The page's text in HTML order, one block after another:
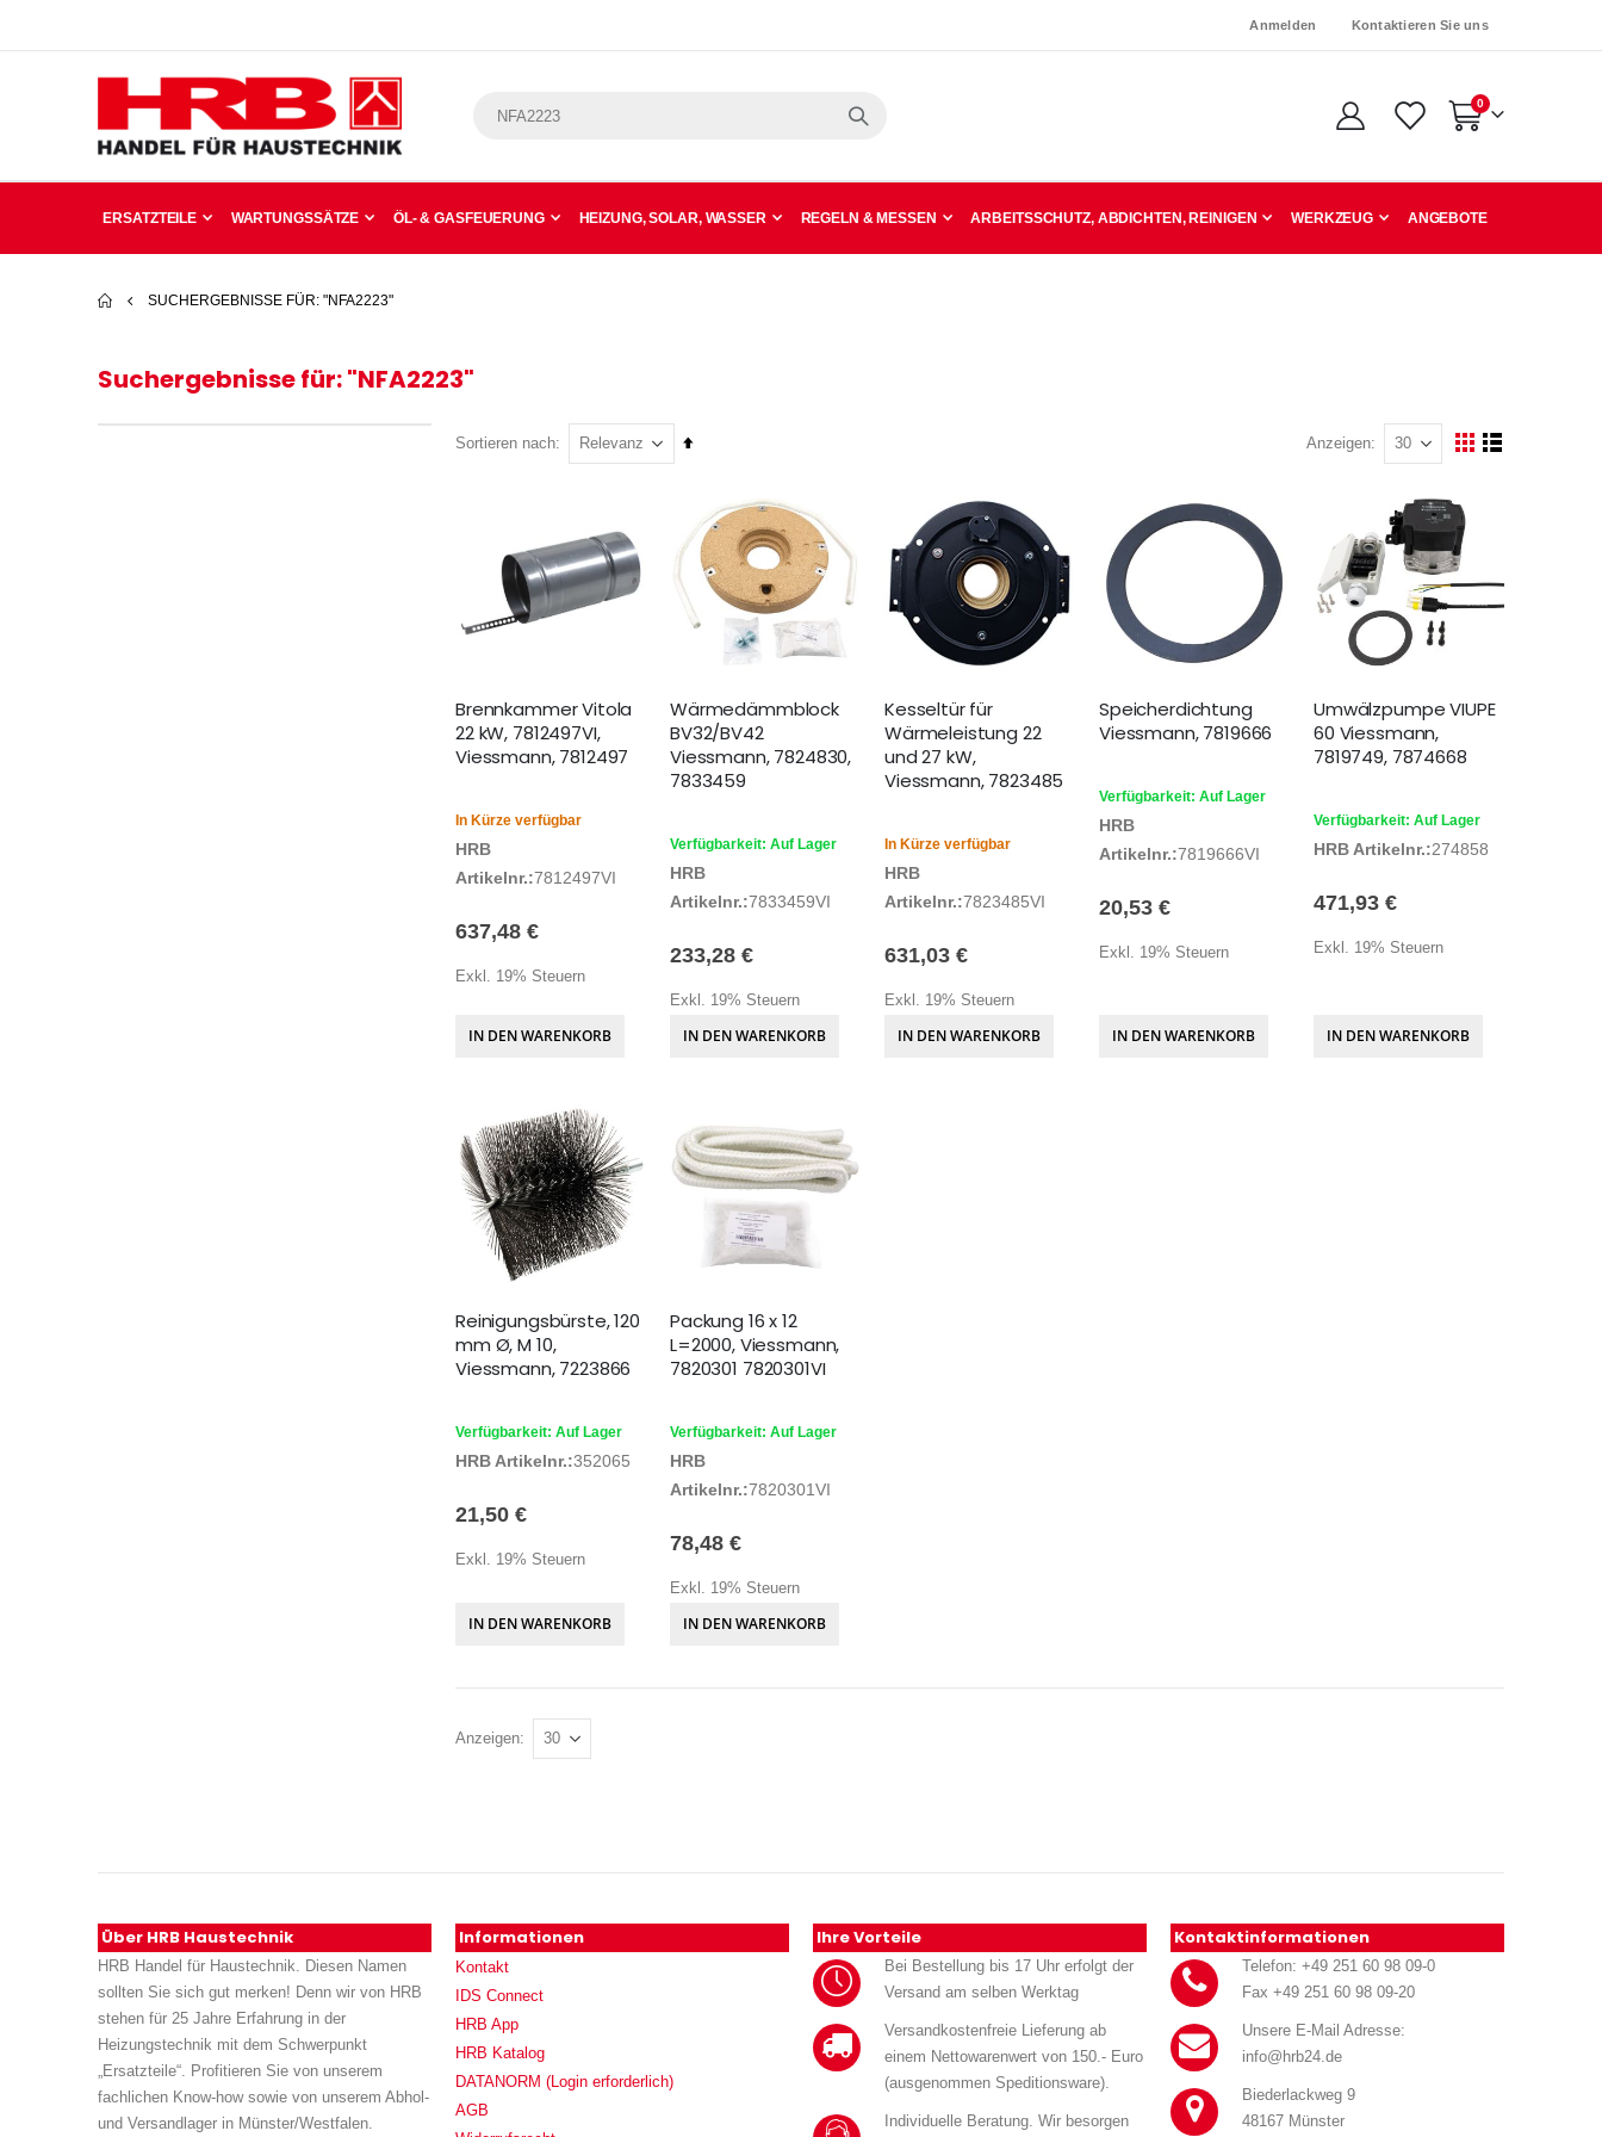
Anmelden Kontaktieren Sie uns
Warenkorb
0Artikel
ERSATZTEILE WARTUNGSSÄTZE ÖL- & GASFEUERUNG HEIZUNG, SOLAR, WASSER REGELN & MESSEN ARBEITSSCHUTZ, ABDICHTEN, REINIGEN WERKZEUG ANGEBOTE
SUCHERGEBNISSE FÜR: "NFA2223"
Suchergebnisse für: "NFA2223"
Sortieren nach
In
Reihenfolge
Anzeigen
Ansicht
Brennkammer Vitola
22 kW, 7812497VI,
Viessmann, 7812497
In Kürze verfügbar
HRB
Artikelnr.:7812497VI
637,48 €
Exkl. 19% Steuern
IN DEN WARENKORB
Wärmedämmblock
BV32/BV42
Viessmann, 7824830,
7833459
Verfügbarkeit: Auf Lager
HRB
Artikelnr.:7833459VI
233,28 €
Exkl. 19% Steuern
IN DEN WARENKORB
Kesseltür für
Wärmeleistung 22
und 27 kW,
Viessmann, 7823485
In Kürze verfügbar
HRB
Artikelnr.:7823485VI
631,03 €
Exkl. 19% Steuern
IN DEN WARENKORB
Speicherdichtung
Viessmann, 7819666
Verfügbarkeit: Auf Lager
HRB
Artikelnr.:7819666VI
20,53 €
Exkl. 19% Steuern
IN DEN WARENKORB
Umwälzpumpe VIUPE
60 Viessmann,
7819749, 7874668
Verfügbarkeit: Auf Lager
HRB Artikelnr.:274858
471,93 €
Exkl. 19% Steuern
IN DEN WARENKORB
Reinigungsbürste, 120
mm Ø, M 10,
Viessmann, 7223866
Verfügbarkeit: Auf Lager
HRB Artikelnr.:352065
21,50 €
Exkl. 19% Steuern
IN DEN WARENKORB
Packung 16 x 12
L=2000, Viessmann,
7820301 7820301VI
Verfügbarkeit: Auf Lager
HRB
Artikelnr.:7820301VI
78,48 €
Exkl. 19% Steuern
IN DEN WARENKORB
Anzeigen
Über HRB Haustechnik
HRB Handel für Haustechnik. Diesen Namen
sollten Sie sich gut merken! Denn wir von HRB
stehen für 25 Jahre Erfahrung in der
Heizungstechnik mit dem Schwerpunkt
„Ersatzteile“. Profitieren Sie von unserem
fachlichen Know-how sowie von unserem Abhol-
und Versandlager in Münster/Westfalen.
Informationen
Kontakt
IDS Connect
HRB App
HRB Katalog
DATANORM (Login erforderlich)
AGB
Ihre Vorteile
Bei Bestellung bis 17 Uhr erfolgt der
Versand am selben Werktag
Versandkostenfreie Lieferung ab
einem Nettowarenwert von 150.- Euro
(ausgenommen Speditionsware).
Individuelle Beratung. Wir besorgen
Kontaktinformationen
Telefon: +49 251 60 98 09-0
Fax +49 251 60 98 09-20
Unsere E-Mail Adresse:
info@hrb24.de
Biederlackweg 9
48167 Münster